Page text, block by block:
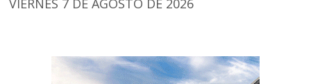
VIERNES 7 DE AGOSTO DE 2026